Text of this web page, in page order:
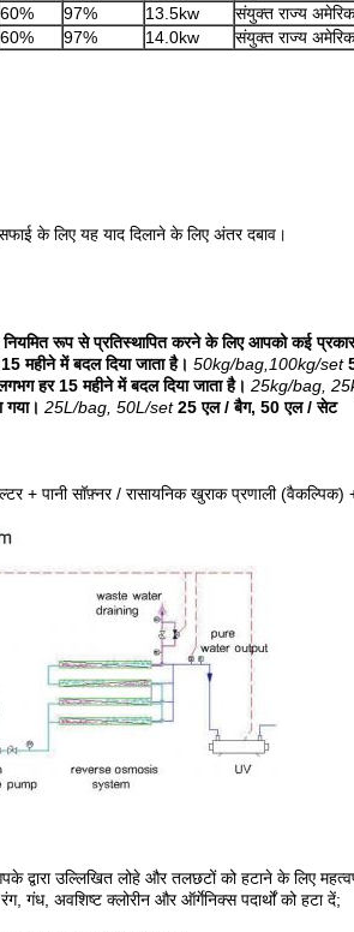
60% 97% 13.5kw संयुक्त राज्य
60% 97% 14.0kw संयुक्त राज्य
के लिए यह याद दिलाने के लिए अंतर दबाव।
नियमित रूप से प्रतिस्थापित करने के लिए आपको कई
महीने में बदल दिया जाता है। 50kg/bag,100kg/set
हर 15 महीने में बदल दिया जाता है। 25kg/bag,
गया। 25L/bag, 50L/set 25 एल / बैग, 50 एल / सेट
+ पानी सॉफ़्नर / रासायनिक खुराक प्रणाली
उल्लिखित लोहे और तलछटों को हटाने के लिए
गंध, अवशिष्ट क्लोरीन और ऑर्गेनिक्स पदार्थों को हटा दें;